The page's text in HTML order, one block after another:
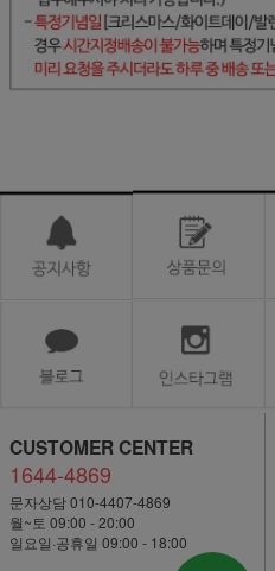
CUSTOMER CENTER
1644-4869
문자상담 010-4407-4869
월~토 09:00 - 20:00
일요일·공휴일 09:00 - 18:00